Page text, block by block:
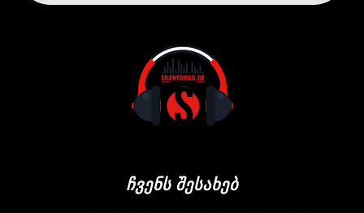
ᲩᲕᲔᲜᲡ ᲨᲔᲡᲐᲮᲔᲑ